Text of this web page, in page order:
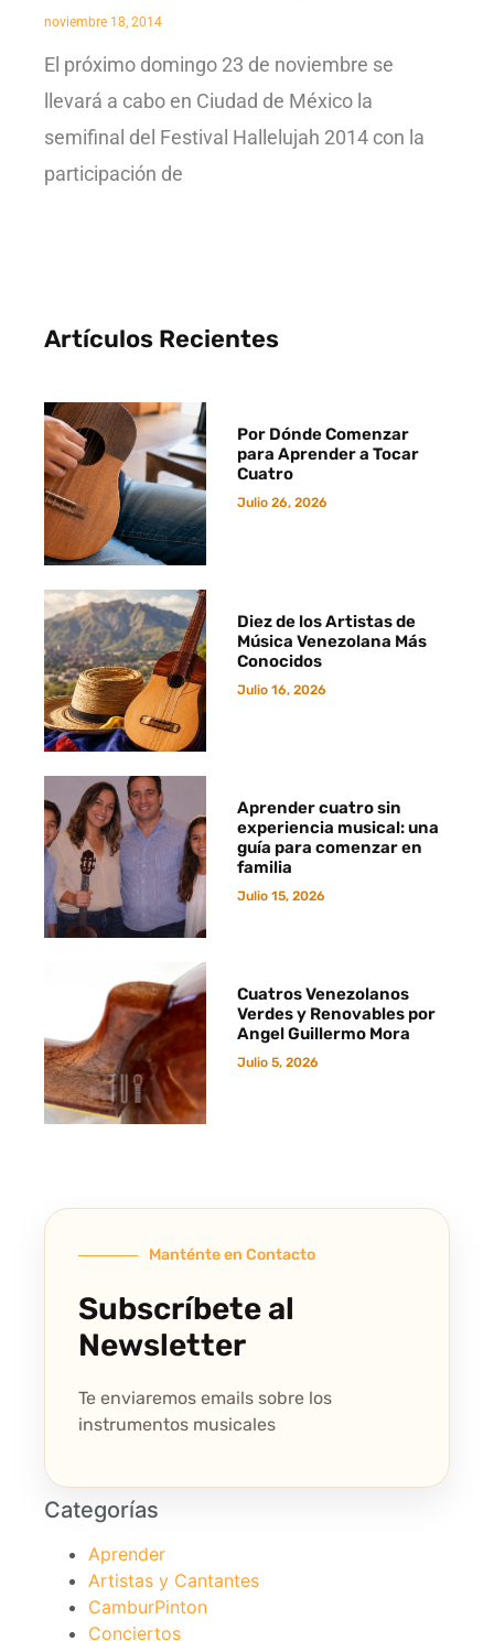
noviembre 18, 2014
El próximo domingo 23 de noviembre se
llevará a cabo en Ciudad de México la
semifinal del Festival Hallelujah 2014 con la
participación de
Artículos Recientes
Por Dónde Comenzar
para Aprender a Tocar
Cuatro
Julio 26, 2026
Diez de los Artistas de
Música Venezolana Más
Conocidos
Julio 16, 2026
Aprender cuatro sin
experiencia musical: una
guía para comenzar en
familia
Julio 15, 2026
Cuatros Venezolanos
Verdes y Renovables por
Angel Guillermo Mora
Julio 5, 2026
Manténte en Contacto
Subscríbete al
Newsletter
Te enviaremos emails sobre los
instrumentos musicales
Categorías
Aprender
Artistas y Cantantes
CamburPinton
Conciertos